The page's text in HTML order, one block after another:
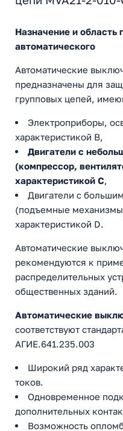
Назначение и
автоматического
Автоматические
предназначены для
групповых цепей,
Электроприборы,
характеристикой В,
Двигатели с
(компрессор,
характеристикой C,
Двигатели с
(подъемные
характеристикой D.
Автоматические
рекомендуются к
распределительных
общественных зданий.
Автоматические
соответствуют
АГИЕ.641.235.003
Широкий ряд
токов.
Одновременное
дополнительных
Возможность